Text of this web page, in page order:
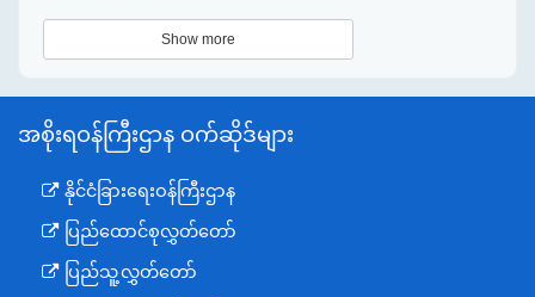
Show more
အစိုးရဝန်ကြီးဌာန ဝက်ဆိုဒ်များ
နိုင်ငံခြားရေးဝန်ကြီးဌာန
ပြည်ထောင်စုလွှတ်တော်
ပြည်သူ့လွှတ်တော်